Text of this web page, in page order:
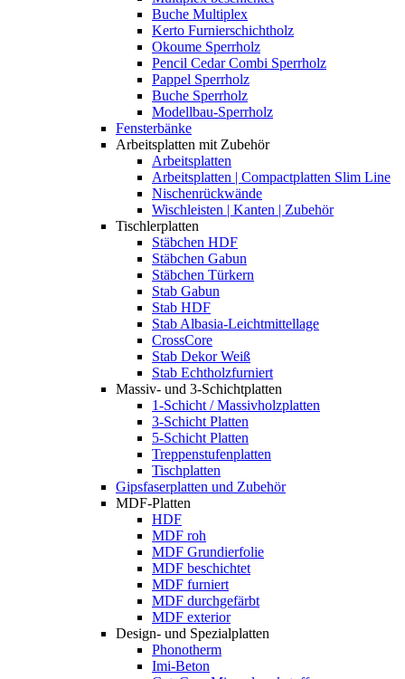
Buche Multiplex
Kerto Furnierschichtholz
Okoume Sperrholz
Pencil Cedar Combi Sperrholz
Pappel Sperrholz
Buche Sperrholz
Modellbau-Sperrholz
Fensterbänke
Arbeitsplatten mit Zubehör
Arbeitsplatten
Arbeitsplatten | Compactplatten Slim Line
Nischenrückwände
Wischleisten | Kanten | Zubehör
Tischlerplatten
Stäbchen HDF
Stäbchen Gabun
Stäbchen Türkern
Stab Gabun
Stab HDF
Stab Albasia-Leichtmittellage
CrossCore
Stab Dekor Weiß
Stab Echtholzfurniert
Massiv- und 3-Schichtplatten
1-Schicht / Massivholzplatten
3-Schicht Platten
5-Schicht Platten
Treppenstufenplatten
Tischplatten
Gipsfaserplatten und Zubehör
MDF-Platten
HDF
MDF roh
MDF Grundierfolie
MDF beschichtet
MDF furniert
MDF durchgefärbt
MDF exterior
Design- und Spezialplatten
Phonotherm
Imi-Beton